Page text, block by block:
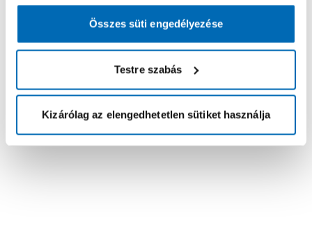
Összes süti engedélyezése
Testre szabás
Kizárólag az elengedhetetlen sütiket használja